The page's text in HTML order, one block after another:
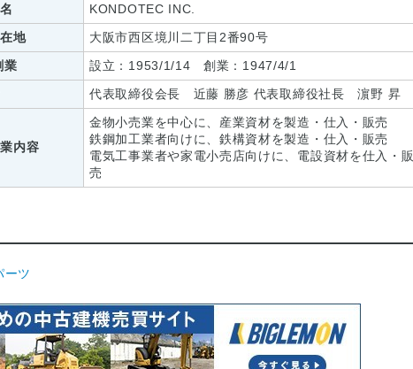
KONDOTEC INC.
地
大阪市西区境川二丁目2番90号
業
設立：1953/1/14 創業：1947/4/1
代表取締役会長 近藤 勝彦 代表取締役社長 濵野 昇
内容
金物小売業を中心に、産業資材を製造・仕入・販売
鉄鋼加工業者向けに、鉄構資材を製造・仕入・販売
電気工事業者や家電小売店向けに、電設資材を仕入・販
売
ーツ